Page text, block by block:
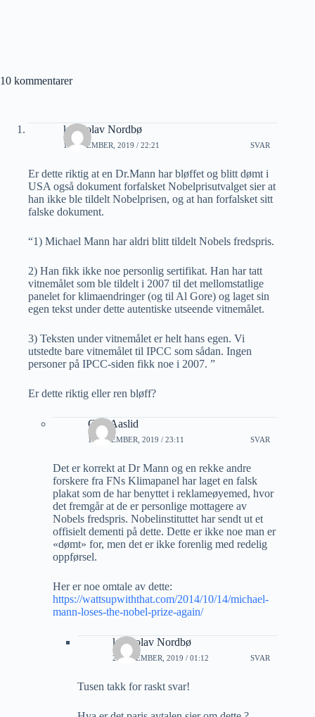
10 kommentarer
knut olav Nordbø
1 NOVEMBER, 2019 / 22:21 SVAR
Er dette riktig at en Dr.Mann har bløffet og blitt dømt i
USA også dokument forfalsket Nobelprisutvalget sier at
han ikke ble tildelt Nobelprisen, og at han forfalsket sitt
falske dokument.
“1) Michael Mann har aldri blitt tildelt Nobels fredspris.
2) Han fikk ikke noe personlig sertifikat. Han har tatt
vitnemålet som ble tildelt i 2007 til det mellomstatlige
panelet for klimaendringer (og til Al Gore) og laget sin
egen tekst under dette autentiske utseende vitnemålet.
3) Teksten under vitnemålet er helt hans egen. Vi
utstedte bare vitnemålet til IPCC som sådan. Ingen
personer på IPCC-siden fikk noe i 2007. ”
Er dette riktig eller ren bløff?
Geir Aaslid
1 NOVEMBER, 2019 / 23:11 SVAR
Det er korrekt at Dr Mann og en rekke andre
forskere fra FNs Klimapanel har laget en falsk
plakat som de har benyttet i reklameøyemed, hvor
det fremgår at de er personlige mottagere av
Nobels fredspris. Nobelinstituttet har sendt ut et
offisielt dementi på dette. Dette er ikke noe man er
«dømt» for, men det er ikke forenlig med redelig
oppførsel.
Her er noe omtale av dette:
https://wattsupwiththat.com/2014/10/14/michael-
mann-loses-the-nobel-prize-again/
knut olav Nordbø
2 NOVEMBER, 2019 / 01:12 SVAR
Tusen takk for raskt svar!